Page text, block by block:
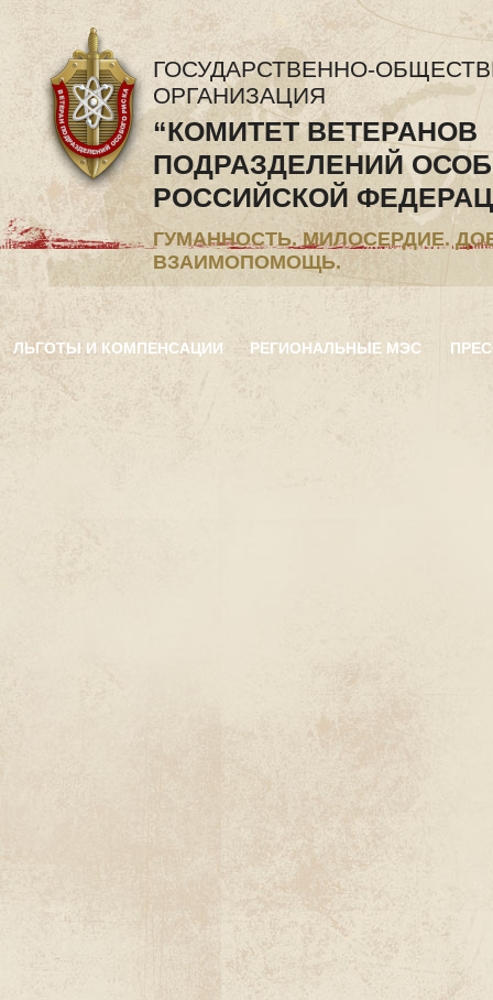
ГОСУДАРСТВЕННО-
ОРГАНИЗАЦИЯ
“КОМИТЕТ ВЕТЕРАНОВ
ПОДРАЗДЕЛЕНИЙ
РОССИЙСКОЙ
ГУМАННОСТЬ. МИЛОСЕРДИЕ.
ВЗАИМОПОМОЩЬ.
ЛЬГОТЫ И КОМПЕНСАЦИИ РЕГИОНАЛЬНЫЕ МЭС